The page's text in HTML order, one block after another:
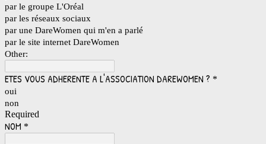
par le groupe L'Oréal
par les réseaux sociaux
par une DareWomen qui m'en a parlé
par le site internet DareWomen
Other:
ETES VOUS ADHERENTE A L'ASSOCIATION DAREWOMEN ? *
oui
non
Required
NOM *